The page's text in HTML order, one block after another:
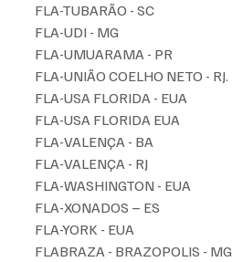
FLA-TUBARÃO - SC
FLA-UDI - MG
FLA-UMUARAMA - PR
FLA-UNIÃO COELHO NETO - RJ.
FLA-USA FLORIDA - EUA
FLA-USA FLORIDA EUA
FLA-VALENÇA - BA
FLA-VALENÇA - RJ
FLA-WASHINGTON - EUA
FLA-XONADOS – ES
FLA-YORK - EUA
FLABRAZA - BRAZOPOLIS - MG